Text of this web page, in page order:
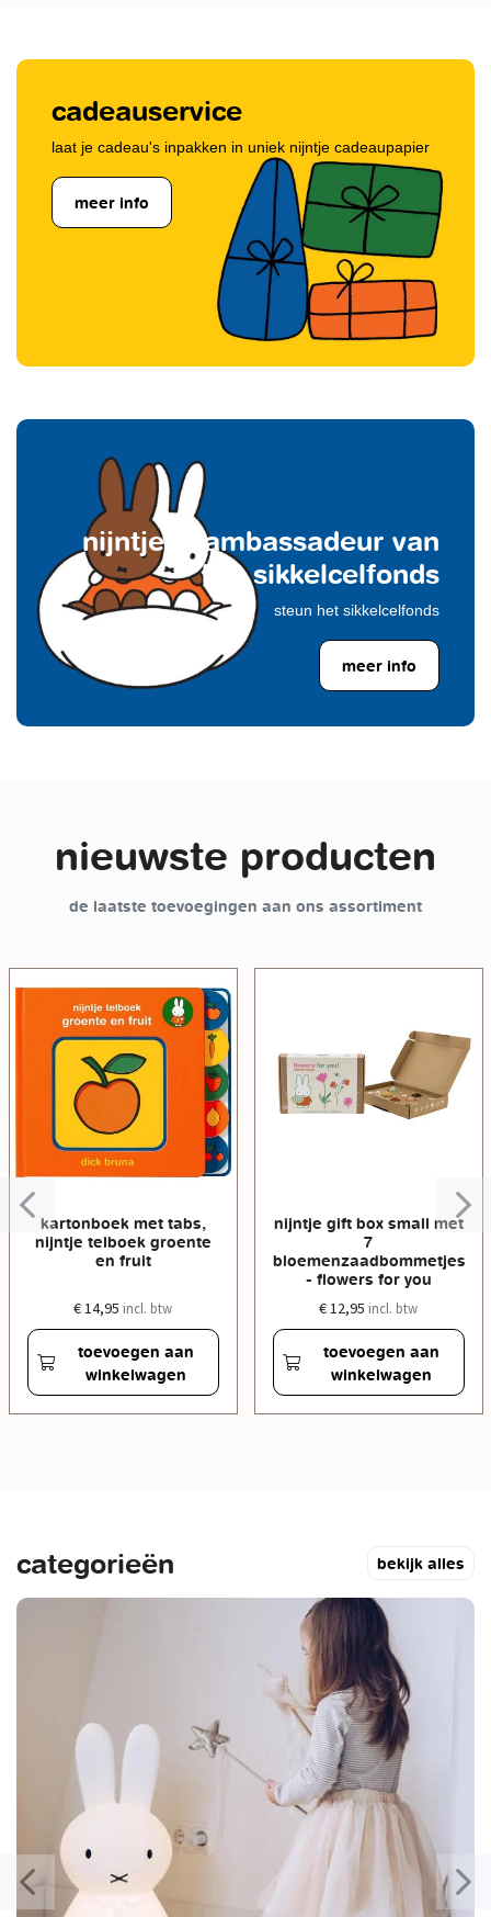
cadeauservice
laat je cadeau's inpakken in uniek nijntje cadeaupapier
meer info
nijntje is ambassadeur van
het sikkelcelfonds
steun het sikkelcelfonds
meer info
nieuwste producten
de laatste toevoegingen aan ons assortiment
kartonboek met tabs,
nijntje telboek groente
en fruit
€ 14,95 incl. btw
toevoegen aan
winkelwagen
nijntje gift box small met
7
bloemenzaadbommetjes
- flowers for you
€ 12,95 incl. btw
toevoegen aan
winkelwagen
categorieën bekijk alles